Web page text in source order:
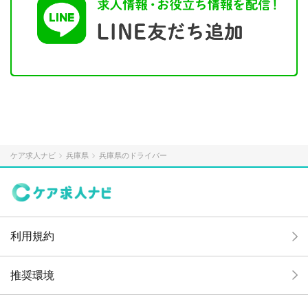
ケア求人ナビ 兵庫県 兵庫県のドライバー
利用規約
推奨環境